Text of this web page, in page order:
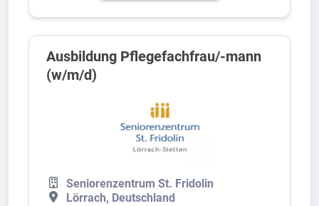
Ausbildung Pflegefachfrau/-mann
(w/m/d)
Seniorenzentrum St. Fridolin
Lörrach, Deutschland